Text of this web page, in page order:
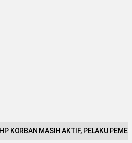
HP KORBAN MASIH AKTIF, PELAKU